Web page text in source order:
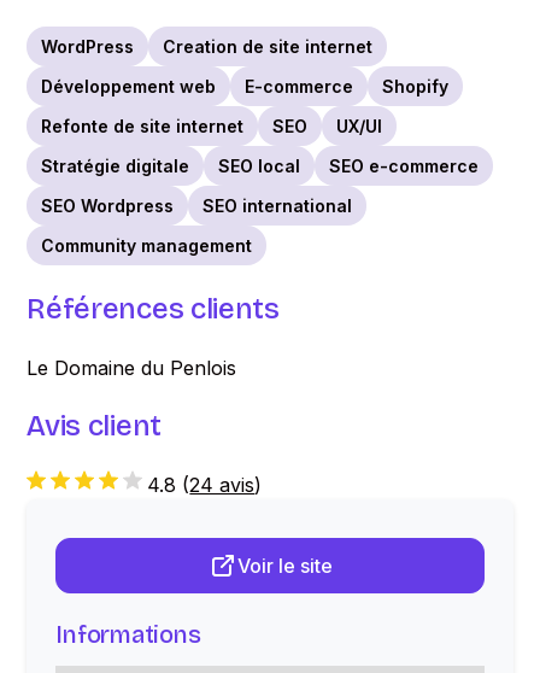
WordPress
Creation de site internet
Développement web
E-commerce
Shopify
Refonte de site internet
SEO
UX/UI
Stratégie digitale
SEO local
SEO e-commerce
SEO Wordpress
SEO international
Community management
Références clients
Le Domaine du Penlois
Avis client
4.8 (24 avis)
Voir le site
Informations